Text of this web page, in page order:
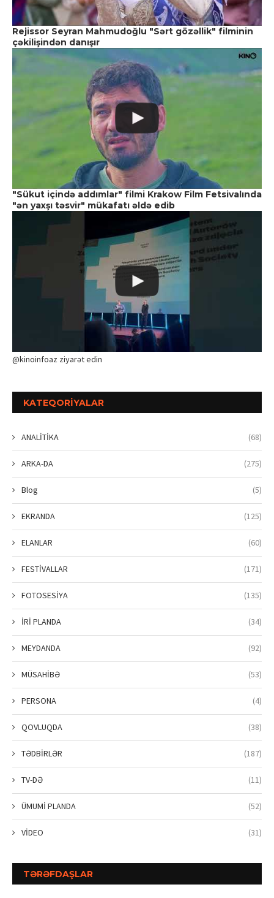
Rejissor Seyran Mahmudoğlu "Sərt gözəllik" filminin
çəkilişindən danışır
"Sükut içində addımlar" filmi Krakow Film Fetsivalında
"ən yaxşı təsvir" mükafatı əldə edib
@kinoinfoaz ziyarət edin
KATEQORIYALAR
ANALİTİKA (68)
ARKA-DA (275)
Blog (5)
EKRANDA (125)
ELANLAR (60)
FESTİVALLAR (171)
FOTOSESİYA (135)
İRİ PLANDA (34)
MEYDANDA (92)
MÜSAHİBƏ (53)
PERSONA (4)
QOVLUQDA (38)
TƏDBİRLƏR (187)
TV-DƏ (11)
ÜMUMİ PLANDA (52)
VİDEO (31)
TƏRƏFDAŞLAR